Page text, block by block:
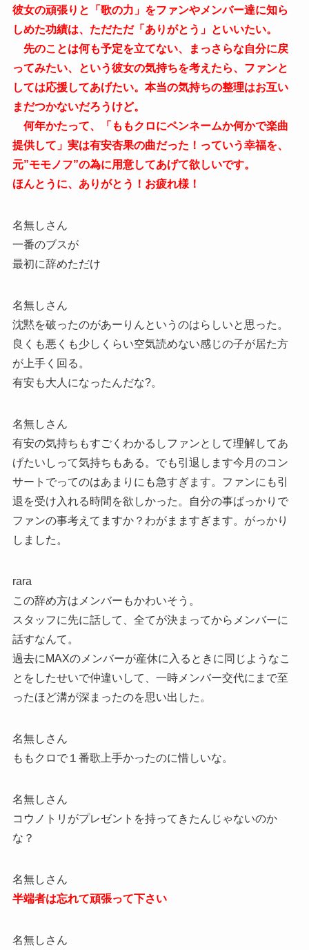
彼女の頑張りと「歌の力」をファンやメンバー達に知ら
しめた功績は、ただただ「ありがとう」といいたい。
先のことは何も予定を立てない、まっさらな自分に戻
ってみたい、という彼女の気持ちを考えたら、ファンと
しては応援してあげたい。本当の気持ちの整理はお互い
まだつかないだろうけど。
何年かたって、「ももクロにペンネームか何かで楽曲
提供して」実は有安杏果の曲だった！っていう幸福を、
元”モモノフ”の為に用意してあげて欲しいです。
ほんとうに、ありがとう！お疲れ様！
名無しさん
一番のブスが
最初に辞めただけ
名無しさん
沈黙を破ったのがあーりんというのはらしいと思った。
良くも悪くも少しくらい空気読めない感じの子が居た方
が上手く回る。
有安も大人になったんだな?。
名無しさん
有安の気持ちもすごくわかるしファンとして理解してあ
げたいしって気持ちもある。でも引退します今月のコン
サートでってのはあまりにも急すぎます。ファンにも引
退を受け入れる時間を欲しかった。自分の事ばっかりで
ファンの事考えてますか？わがまますぎます。がっかり
しました。
rara
この辞め方はメンバーもかわいそう。
スタッフに先に話して、全てが決まってからメンバーに
話すなんて。
過去にMAXのメンバーが産休に入るときに同じようなこ
とをしたせいで仲違いして、一時メンバー交代にまで至
ったほど溝が深まったのを思い出した。
名無しさん
ももクロで１番歌上手かったのに惜しいな。
名無しさん
コウノトリがプレゼントを持ってきたんじゃないのか
な？
名無しさん
半端者は忘れて頑張って下さい
名無しさん